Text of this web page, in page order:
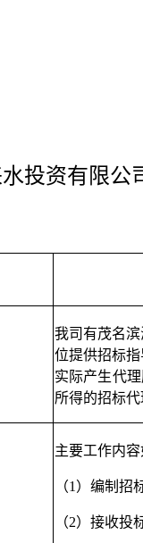
投资有限公
我司有茂名
位提供招标
实际产生代
所得的招标
主要工作内容
（1）编制招
（2）接收投